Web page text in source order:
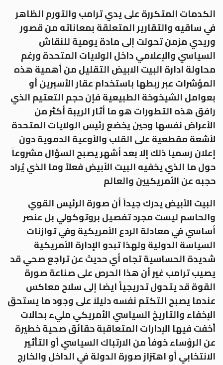
الكدمات المتكررة على يدي ترامب والتورم الظاهر
في ساقيه والتقارير المتعلقة بمعاناته من قصور
وريدي مزمن تحولت إلى مادة يومية للنقاش
السياسي والإعلامي داخل الولايات المتحدة ورغم
محاولة ادارة البيت الابيض التقليل من أهمية هذه
المؤشرات عبر ربطها باستخدام عقار الأسبرين أو
بعوامل الشيخوخة الطبيعية فإن حجم التعتيم الذي
رافق هذه التطورات هو ما أثار الريبة أكثر من
الأعراض نفسها وحين يخضع رئيس الولايات المتحدة
لأشعة مقطعية على القلب والأوعية الدموية دون
إعلان رسميا ذلك إلا بعد أشهر يصبح السؤال مشروعاً
حول ما الذي يخفيه البيت الأبيض فعلاً وما الذي يُراد
حجبه عن الأمريكيين والعالم
البيت الأبيض يدرك جيداً أن صورة الرئيس القوي
والحاسم ليست مجرد تفصيل بروتوكولي بل عنصر
أساسي في معادلة الردع الأمريكية وفي توازنات
السياسة الدولية ولهذا تبدو الإدارة الأمريكية
شديدة الحساسية تجاه أي حديث عن تراجع صحي قد
يصيب ترامب غير أن هذا الحرص على صناعة صورة
القوة قد يتحول تدريجياً ايضا إلى سلاح معاكس
عندما يصبح التكتم نفسه دليلاً على وجود ما يستحق
الإخفاء والتاريخ السياسي الأمريكي مليء بحالات
أخفت فيها الإدارات المتعاقبة حقائق صحية خطيرة
عن الرؤساء خوفاً من الارتباك السياسي أو التأثير
الانتخابي أو اهتزاز صورة الدولة في الداخل والخارج